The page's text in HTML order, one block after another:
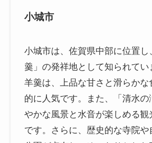
小城市
小城市は、佐賀県中部に位置し
羹」の発祥地として知られてい
羊羹は、上品な甘さと滑らかな
的に人気です。また、「清水の
やかな風景と水音が楽しめる観
です。さらに、歴史的な寺院や